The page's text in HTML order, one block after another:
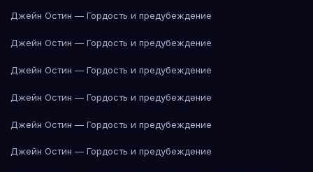
Джейн Остин — Гордость и предубеждение
Джейн Остин — Гордость и предубеждение
Джейн Остин — Гордость и предубеждение
Джейн Остин — Гордость и предубеждение
Джейн Остин — Гордость и предубеждение
Джейн Остин — Гордость и предубеждение